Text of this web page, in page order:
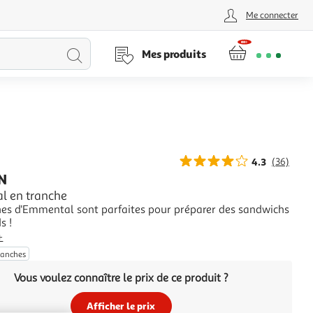
Me connecter
Lancer
Mes produits
4.3 (36)
en tranche
d'Emmental sont parfaites pour préparer des sandwichs
!
Vous voulez connaître le prix de ce produit ?
Afficher le prix